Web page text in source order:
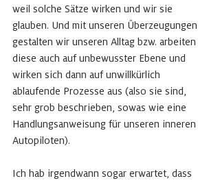
weil solche Sätze wirken und wir sie
glauben. Und mit unseren Überzeugungen
gestalten wir unseren Alltag bzw. arbeiten
diese auch auf unbewusster Ebene und
wirken sich dann auf unwillkürlich
ablaufende Prozesse aus (also sie sind,
sehr grob beschrieben, sowas wie eine
Handlungsanweisung für unseren inneren
Autopiloten).
Ich hab irgendwann sogar erwartet, dass